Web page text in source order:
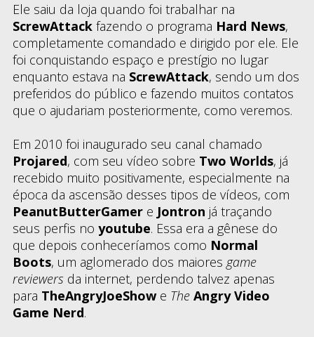
Ele saiu da loja quando foi trabalhar na
ScrewAttack fazendo o programa Hard News,
completamente comandado e dirigido por ele. Ele
foi conquistando espaço e prestígio no lugar
enquanto estava na ScrewAttack, sendo um dos
preferidos do público e fazendo muitos contatos
que o ajudariam posteriormente, como veremos.
Em 2010 foi inaugurado seu canal chamado
Projared, com seu vídeo sobre Two Worlds, já
recebido muito positivamente, especialmente na
época da ascensão desses tipos de vídeos, com
PeanutButterGamer e Jontron já traçando
seus perfis no youtube. Essa era a gênese do
que depois conheceríamos como Normal
Boots, um aglomerado dos maiores game
reviewers da internet, perdendo talvez apenas
para TheAngryJoeShow e The Angry Video
Game Nerd.